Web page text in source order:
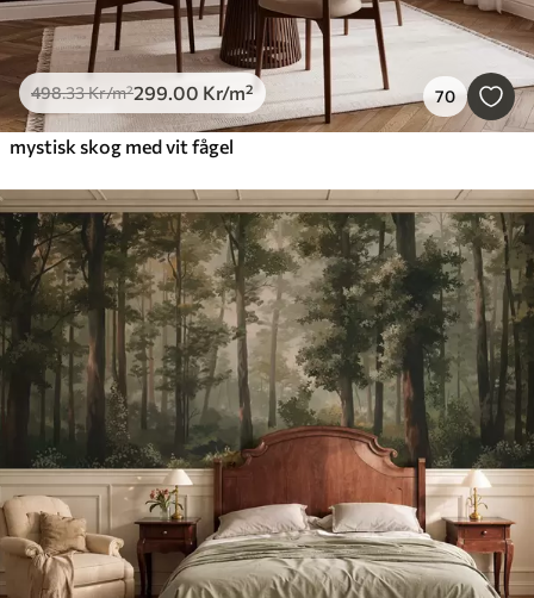
498.33Kr/m²299.00 Kr/m² 70
mystisk skog med vit fågel